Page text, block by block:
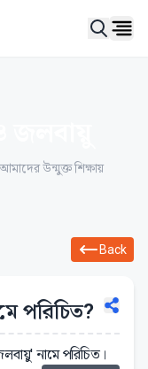
উন্মুক্ত শিক্ষায়
Back
পরিচিত?
নামে পরিচিত।